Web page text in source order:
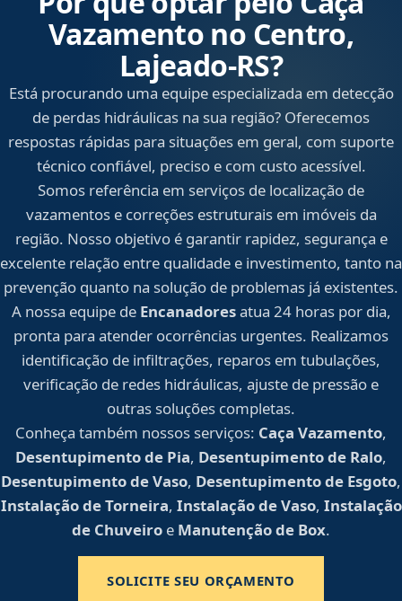
Vazamento no Centro,
Lajeado‑RS?
Está procurando uma equipe especializada em detecção
de perdas hidráulicas na sua região? Oferecemos
respostas rápidas para situações em geral, com suporte
técnico confiável, preciso e com custo acessível.
Somos referência em serviços de localização de
vazamentos e correções estruturais em imóveis da
região. Nosso objetivo é garantir rapidez, segurança e
excelente relação entre qualidade e investimento, tanto na
prevenção quanto na solução de problemas já existentes.
A nossa equipe de Encanadoresatua 24 horas por dia,
pronta para atender ocorrências urgentes. Realizamos
identificação de infiltrações, reparos em tubulações,
verificação de redes hidráulicas, ajuste de pressão e
outras soluções completas.
Conheça também nossos serviços: Caça Vazamento,
Desentupimento de Pia, Desentupimento de Ralo,
Desentupimento de Vaso, Desentupimento de Esgoto,
Instalação de Torneira, Instalação de Vaso, Instalação
de Chuveiro e Manutenção de Box.
SOLICITE SEU ORÇAMENTO